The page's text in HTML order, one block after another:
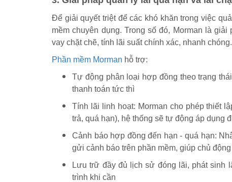
Để giải quyết triệt để các khó khăn trong việc
mềm chuyên dụng. Trong số đó, Morman là
vay chặt chẽ, tính lãi suất chính xác, nhanh chóng.
Phần mềm Morman hỗ trợ:
Tự động phân loại hợp đồng theo trạng
thanh toán tức thì
Tính lãi linh hoạt: Morman cho phép thiết
trả, quá hạn), hệ thống sẽ tự động áp dụng
Cảnh báo hợp đồng đến hạn - quá hạn:
gửi cảnh báo trên phần mềm, giúp chủ
Lưu trữ đầy đủ lịch sử đóng lãi, phát sinh
trình khi cần